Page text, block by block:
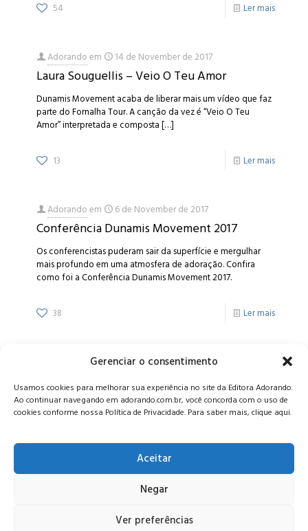
Gerenciar o consentimento
Usamos cookies para melhorar sua experiência no site da Editora Adorando.
Ao continuar navegando em adorando.com.br, você concorda com o uso de
cookies conforme nossa Política de Privacidade. Para saber mais, clique aqui.
Aceitar
Negar
Ver preferências
54 Ler mais
Adorandoem 14 de November de 2017
Laura Souguellis – Veio O Teu Amor
Dunamis Movement acaba de liberar mais um vídeo que faz
parte do Fornalha Tour. A canção da vez é “Veio O Teu
Amor” interpretada e composta[…]
13 Ler mais
Adorandoem 6 de November de 2017
Conferência Dunamis Movement 2017
Os conferencistas puderam sair da superfície e mergulhar
mais profundo em uma atmosfera de adoração. Confira
como foi a Conferência Dunamis Movement 2017.
38 Ler mais
Alameda Oscar Niemeyer, 1033 – 7º Andar - Portaria 04, Vila da
Serra - Nova Lima/MG, CEP: 34006-065 - MG
CONTATO:editora@adorando.com.br
Consulte nossapolítica de privacidade